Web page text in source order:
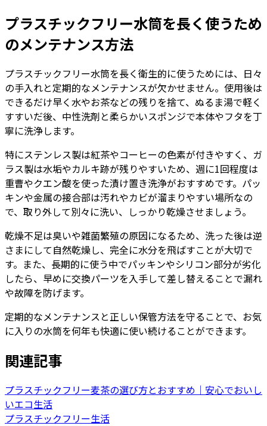
プラスチックフリー水筒を長く使うため
のメンテナンス方法
プラスチックフリー水筒を長く衛生的に使うためには、日々
の手入れと定期的なメンテナンスが欠かせません。使用後は
できるだけ早く水やお茶などの残りを捨て、ぬるま湯で軽く
すすいだ後、中性洗剤と柔らかいスポンジで本体やフタを丁
寧に洗浄します。
特にステンレス製は紅茶やコーヒーの色素が付きやすく、ガ
ラス製は水垢やカルキ跡が残りやすいため、週に1回程度は
重曹やクエン酸を使った漬け置き洗浄がおすすめです。パッ
キンや金属の接合部は汚れやカビが溜まりやすい場所なの
で、取り外して別々に洗い、しっかり乾燥させましょう。
乾燥不足は臭いや雑菌繁殖の原因になるため、洗った後は逆
さまにして自然乾燥し、完全に水分を飛ばすことが大切で
す。また、長期的に使う中でパッキンやシリコン部分が劣化
したら、早めに交換パーツを入手して差し替えることで漏れ
や故障を防げます。
定期的なメンテナンスと正しい保管方法を守ることで、お気
に入りの水筒を何年も快適に使い続けることができます。
関連記事
プラスチックフリー麦茶の選び方とおすすめ｜安心でおいし
いエコ生活
プラスチックフリー生活